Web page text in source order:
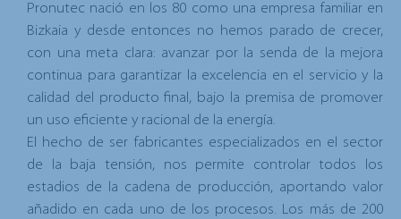
Pronutec nació en los 80 como una empresa familiar en
Bizkaia y desde entonces no hemos parado de crecer,
con una meta clara: avanzar por la senda de la mejora
continua para garantizar la excelencia en el servicio y la
calidad del producto final, bajo la premisa de promover
un uso eficiente y racional de la energía.
El hecho de ser fabricantes especializados en el sector
de la baja tensión, nos permite controlar todos los
estadios de la cadena de producción, aportando valor
añadido en cada uno de los procesos. Los más de 200